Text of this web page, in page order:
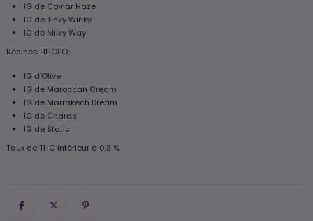
1G de Caviar Haze
1G de Tinky Winky
1G de Milky Way
Résines HHCPO:
1G d'Olive
1G de Maroccan Cream
1G de Marrakech Dream
1G de Charas
1G de Static
Taux de THC inférieur à 0,3 %.